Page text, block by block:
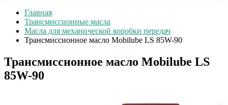
Главная
Трансмиссионные масла
Масла для механической коробки передач
Трансмиссионное масло Mobilube LS 85W-90
Трансмиссионное масло Mobilube LS
85W-90